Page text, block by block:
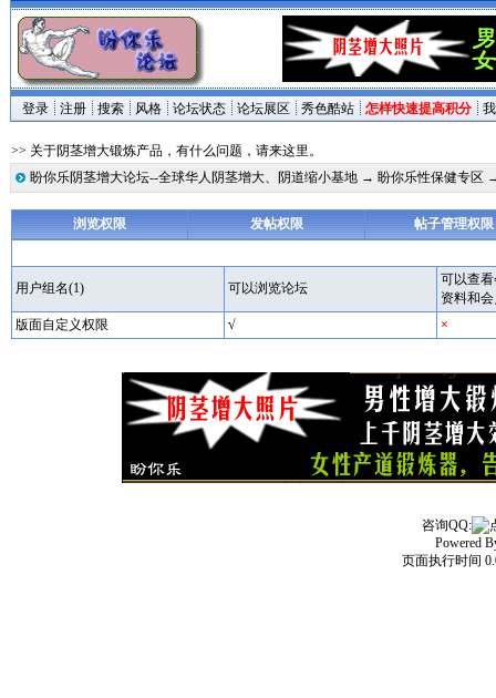
登录 注册 搜索 风格 论坛状态 论坛展区 秀色酷站 怎样快速提高积分
>> 关于阴茎增大锻炼产品，有什么问题，请来这里。
盼你乐阴茎增大论坛--全球华人阴茎增大、阴道缩小基地→ 盼你乐性保健专区
浏览权限 发帖权限 帖子管理权限
用户组名(1) 可以浏览论坛
可以查
资料和
版面自定义权限
√ ×
咨询QQ:
Powered
页面执行时间